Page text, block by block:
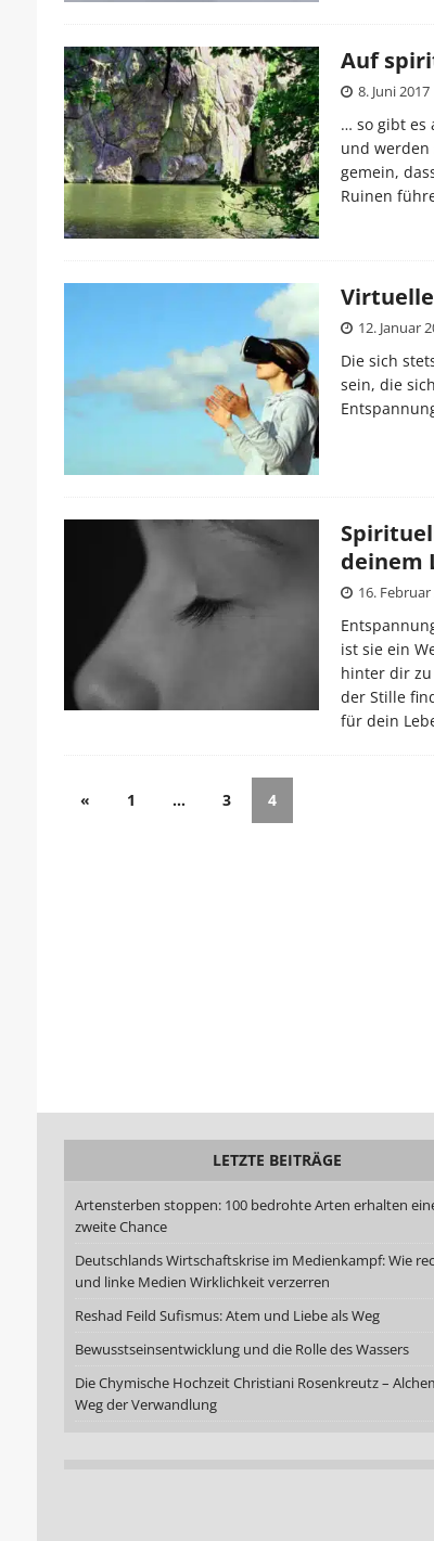
Auf
8. Juni 2017
… so gibt es
und werden
gemein,
Ruinen
12. Januar
Die sich
sein, die
deinem
16. Februar
ist sie ein
hinter dir
der Stille
für dein
« 1 … 3 4
LETZTE BEITRÄGE
Artensterben stoppen: 100 bedrohte Arten erhalten
zweite Chance
Deutschlands Wirtschaftskrise im Medienkampf: Wie
und linke Medien Wirklichkeit verzerren
Reshad Feild Sufismus: Atem und Liebe als Weg
Bewusstseinsentwicklung und die Rolle des Wassers
Die Chymische Hochzeit Christiani Rosenkreutz –
Weg der Verwandlung